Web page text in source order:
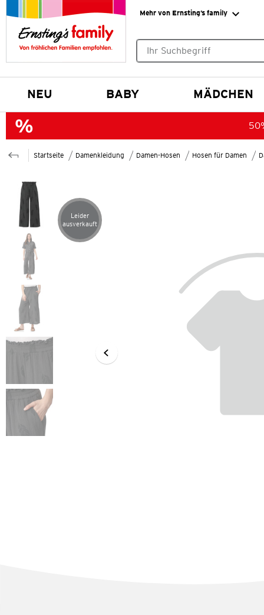
Mehr von Ernsting’s family
NEU BABY MÄDCHEN
Startseite Damenkleidung Damen-Hosen Hosen für Damen
Artikel leider ausverkauft
Leider
ausverkauft